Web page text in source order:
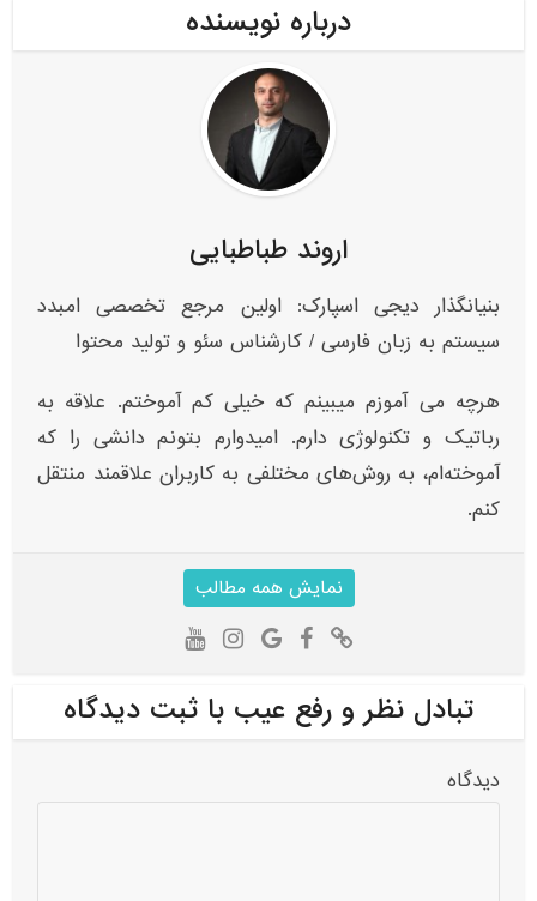
درباره نویسنده
اروند طباطبایی
بنیانگذار دیجی اسپارک: اولین مرجع تخصصی امبدد
سیستم به زبان فارسی / کارشناس سئو و تولید محتوا
هرچه می آموزم میبینم که خیلی کم آموختم. علاقه به
رباتیک و تکنولوژی دارم. امیدوارم بتونم دانشی را که
آموخته‌ام، به روش‌های مختلفی به کاربران علاقمند منتقل
کنم.
نمایش همه مطالب
تبادل نظر و رفع عیب با ثبت دیدگاه
دیدگاه